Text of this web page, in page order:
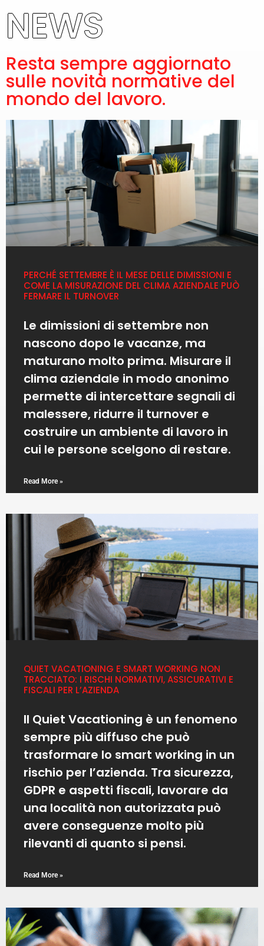
NEWS
Resta sempre aggiornato
sulle novità normative del
mondo del lavoro.
PERCHÉ SETTEMBRE È IL MESE DELLE DIMISSIONI E
COME LA MISURAZIONE DEL CLIMA AZIENDALE PUÒ
FERMARE IL TURNOVER
Le dimissioni di settembre non
nascono dopo le vacanze, ma
maturano molto prima. Misurare il
clima aziendale in modo anonimo
permette di intercettare segnali di
malessere, ridurre il turnover e
costruire un ambiente di lavoro in
cui le persone scelgono di restare.
Read More »
QUIET VACATIONING E SMART WORKING NON
TRACCIATO: I RISCHI NORMATIVI, ASSICURATIVI E
FISCALI PER L’AZIENDA
Il Quiet Vacationing è un fenomeno
sempre più diffuso che può
trasformare lo smart working in un
rischio per l’azienda. Tra sicurezza,
GDPR e aspetti fiscali, lavorare da
una località non autorizzata può
avere conseguenze molto più
rilevanti di quanto si pensi.
Read More »